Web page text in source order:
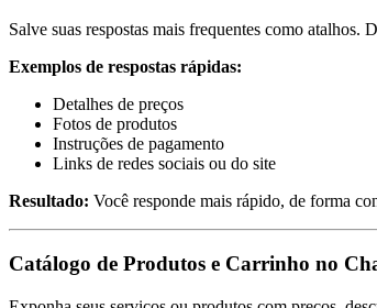
Salve suas respostas mais frequentes como atalhos.
Exemplos de respostas rápidas:
Detalhes de preços
Fotos de produtos
Instruções de pagamento
Links de redes sociais ou do site
Resultado: Você responde mais rápido, de forma
Catálogo de Produtos e Carrinho no